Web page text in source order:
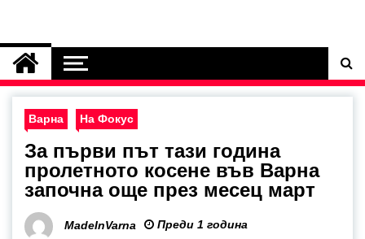
Варна На Фокус
За първи път тази година
пролетното косене във Варна
започна още през месец март
MadeInVarna Преди 1 година